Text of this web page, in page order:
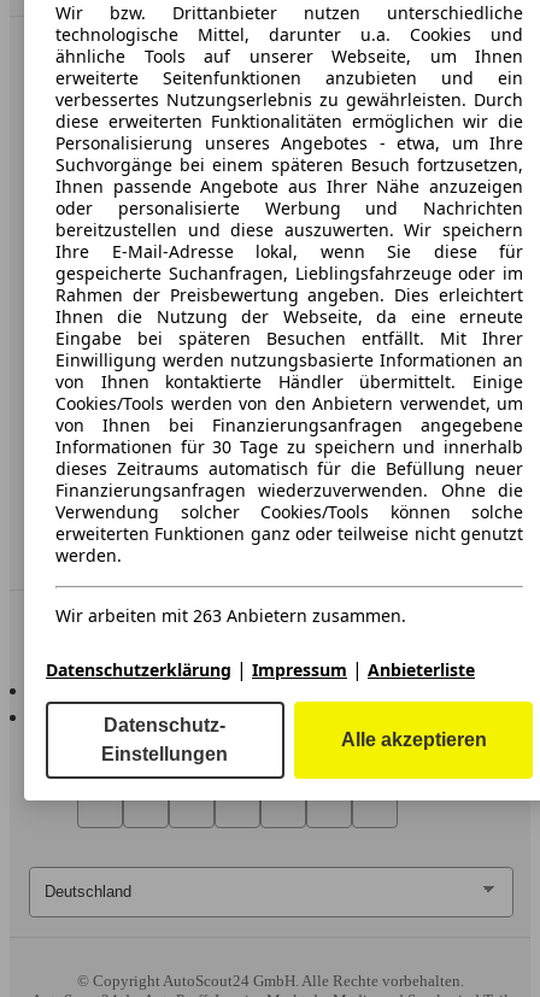
AutoScout24: Europaweit der größte Online-Automarkt.
Unternehmen
Über AutoScout24
Presse
Karriere
Werbung
AGB
Datenschutz
Impressum
Erklärung zur Barrierefreiheit
Service
Händler
In Verbindung bleiben
AutoScout24 für iOS
AutoScout24 für Android
© Copyright AutoScout24 GmbH. Alle Rechte vorbehalten.
Wir bzw. Drittanbieter nutzen unterschiedliche
technologische Mittel, darunter u.a. Cookies und
ähnliche Tools auf unserer Webseite, um Ihnen
erweiterte Seitenfunktionen anzubieten und ein
verbessertes Nutzungserlebnis zu gewährleisten. Durch
diese erweiterten Funktionalitäten ermöglichen wir die
Personalisierung unseres Angebotes - etwa, um Ihre
Suchvorgänge bei einem späteren Besuch fortzusetzen,
Ihnen passende Angebote aus Ihrer Nähe anzuzeigen
oder personalisierte Werbung und Nachrichten
bereitzustellen und diese auszuwerten. Wir speichern
Ihre E-Mail-Adresse lokal, wenn Sie diese für
gespeicherte Suchanfragen, Lieblingsfahrzeuge oder im
Rahmen der Preisbewertung angeben. Dies erleichtert
Ihnen die Nutzung der Webseite, da eine erneute
Eingabe bei späteren Besuchen entfällt. Mit Ihrer
Einwilligung werden nutzungsbasierte Informationen an
von Ihnen kontaktierte Händler übermittelt. Einige
Cookies/Tools werden von den Anbietern verwendet, um
von Ihnen bei Finanzierungsanfragen angegebene
Informationen für 30 Tage zu speichern und innerhalb
dieses Zeitraums automatisch für die Befüllung neuer
Finanzierungsanfragen wiederzuverwenden. Ohne die
Verwendung solcher Cookies/Tools können solche
erweiterten Funktionen ganz oder teilweise nicht genutzt
werden.
Wir arbeiten mit 263 Anbietern zusammen.
Datenschutzerklärung | Impressum | Anbieterliste
Datenschutz-
Einstellungen
Alle akzeptieren